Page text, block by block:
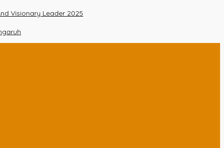
Visionary Leader 2025